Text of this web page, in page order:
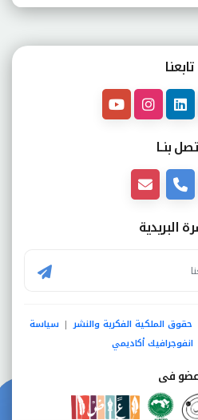
تابعنـا
بنــا
البريدية
حقوق الملكية الفكرية والنشر | سياسة
انفوجرافيك أكاديمي
عضو فى